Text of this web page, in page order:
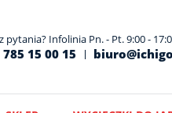
pytania? Infolinia Pn. - Pt. 9:00 -
785 15 00 15